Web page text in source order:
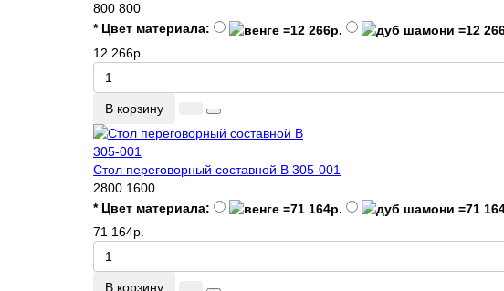
800 800
* Цвет материала:
12 266р.
В корзину
Стол переговорный составной В 305-001
2800 1600
* Цвет материала:
71 164р.
В корзину